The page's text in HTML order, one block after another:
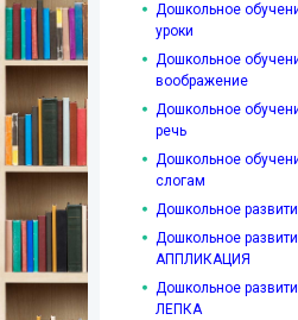
Дошкольное
уроки
Дошкольное
воображение
Дошкольное
речь
Дошкольное
слогам
Дошкольное
Дошкольное
АППЛИКАЦИЯ
Дошкольное
ЛЕПКА